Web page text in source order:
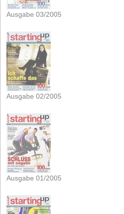
Ausgabe 03/2005
Ausgabe 02/2005
Ausgabe 01/2005